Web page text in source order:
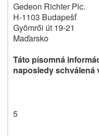
Gedeon Richter Plc.
H-1103 Budapešť
Gyömrői út 19-21
Maďarsko
Táto písomná
naposledy schválená
5